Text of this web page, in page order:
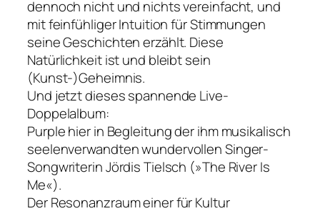
dennoch nicht und nichts vereinfacht, und
mit feinfühliger Intuition für Stimmungen
seine Geschichten erzählt. Diese
Natürlichkeit ist und bleibt sein
(Kunst-)Geheimnis.
Und jetzt dieses spannende Live-
Doppelalbum:
Purple hier in Begleitung der ihm musikalisch
seelenverwandten wundervollen Singer-
Songwriterin Jördis Tielsch (»The River Is
Me«).
Der Resonanzraum einer für Kultur